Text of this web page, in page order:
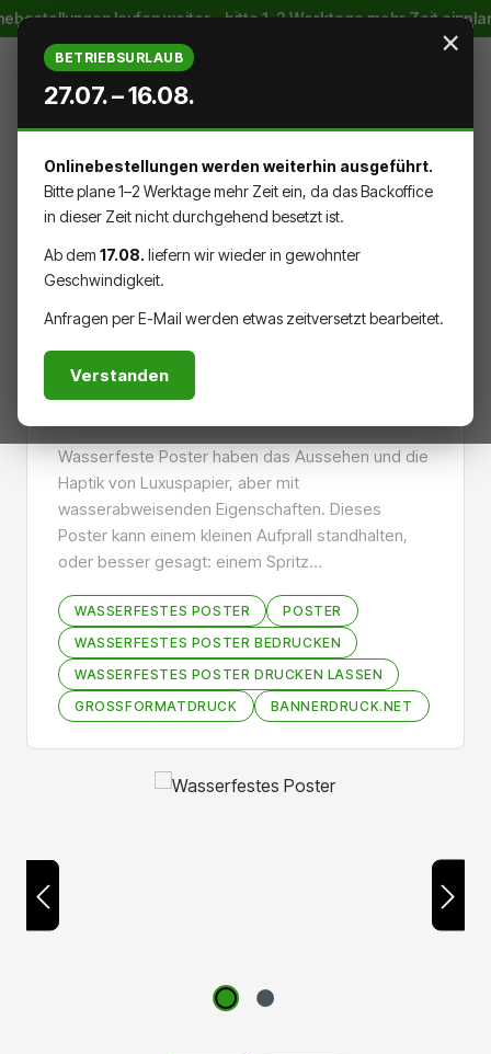
Zum Hauptinhalt springenlaufen weiter – bitte 1–2 Werktage mehr Zeit
DU HAST 0 PRODUKTE AUF
AUFKLEBER & DRUCKSACHEN POSTER
Wasserfestes Poster
Wasserfeste Poster haben das Aussehen und die
Haptik von Luxuspapier, aber mit
wasserabweisenden Eigenschaften. Dieses
Poster kann einem kleinen Aufprall standhalten,
oder besser gesagt: einem Spritz…
WASSERFESTES POSTER
POSTER
WASSERFESTES POSTER BEDRUCKEN
WASSERFESTES POSTER DRUCKEN LASSEN
GROSSFORMATDRUCK
BANNERDRUCK.NET
Bildergalerie überspringen
×
BETRIEBSURLAUB
27.07. – 16.08.
Onlinebestellungen werden weiterhin ausgeführt.
Bitte plane 1–2 Werktage mehr Zeit ein, da das Backoffice
in dieser Zeit nicht durchgehend besetzt ist.
Ab dem 17.08. liefern wir wieder in gewohnter
Geschwindigkeit.
Anfragen per E-Mail werden etwas zeitversetzt bearbeitet.
Verstanden